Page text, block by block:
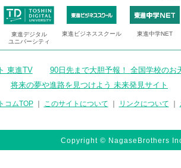
東進デジタル
ユニバーシティ
東進ビジネススクール 東進中学NET
東進TV 90日先まで大胆予報！ 全国学校のお
将来の夢や進路を見つけよう 未来発見サイト
コムTOP｜ このサイトについて リンクについて
Copyright © NagaseBrothers